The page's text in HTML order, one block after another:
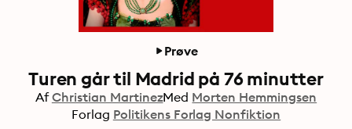
Prøve
Turen går til Madrid på 76 minutter
Af Christian MartinezMed Morten Hemmingsen
Forlag Politikens Forlag Nonfiktion